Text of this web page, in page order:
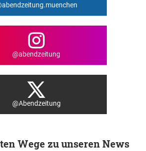
@abendzeitung
@Abendzeitung
Wege zu unseren News